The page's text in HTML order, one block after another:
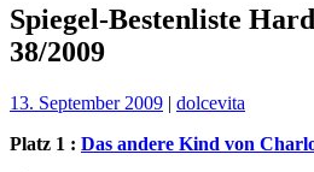
Spiegel-Bestenliste
38/2009
13. September 2009 | dolcevita
Platz 1 : Das andere Kind von